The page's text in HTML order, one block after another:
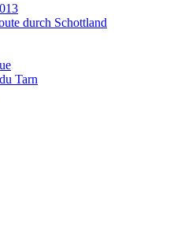
durch Schottland
Tarn